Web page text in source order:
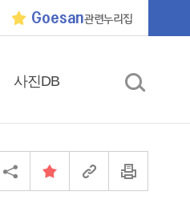
Goesan관련누리집
사진DB